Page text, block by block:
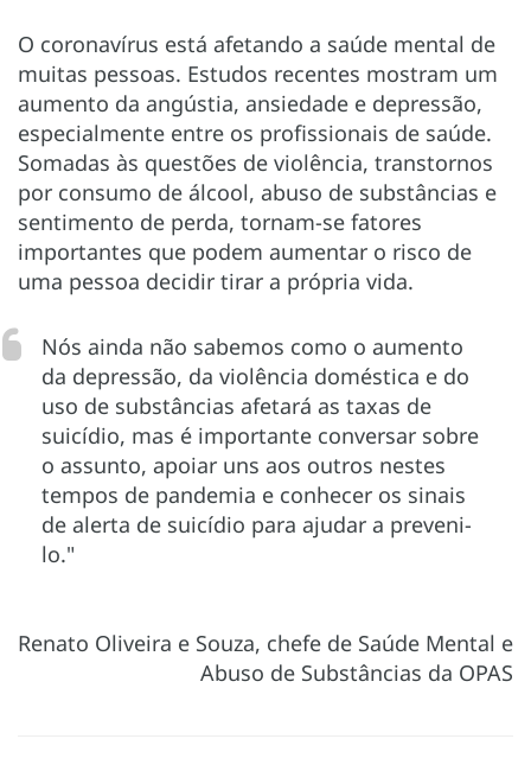
O coronavírus está afetando a saúde mental de
muitas pessoas. Estudos recentes mostram um
aumento da angústia, ansiedade e depressão,
especialmente entre os profissionais de saúde.
Somadas às questões de violência, transtornos
por consumo de álcool, abuso de substâncias e
sentimento de perda, tornam-se fatores
importantes que podem aumentar o risco de
uma pessoa decidir tirar a própria vida.
Nós ainda não sabemos como o aumento
da depressão, da violência doméstica e do
uso de substâncias afetará as taxas de
suicídio, mas é importante conversar sobre
o assunto, apoiar uns aos outros nestes
tempos de pandemia e conhecer os sinais
de alerta de suicídio para ajudar a preveni-
lo."
Renato Oliveira e Souza, chefe de Saúde Mental e
Abuso de Substâncias da OPAS